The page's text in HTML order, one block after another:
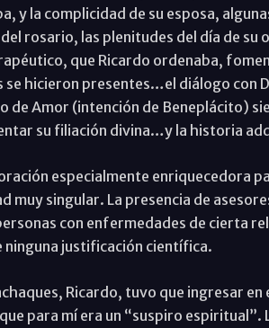
y la complicidad de su esposa,
rosario, las plenitudes del día de su
que Ricardo ordenaba,
hicieron presentes…el diálogo con
de Amor (intención de Beneplácito)
su filiación divina…y la historia
especialmente enriquecedora
muy singular. La presencia de
con enfermedades de cierta
ninguna justificación científica.
Ricardo, tuvo que ingresar
para mí era un “suspiro espiritual”.